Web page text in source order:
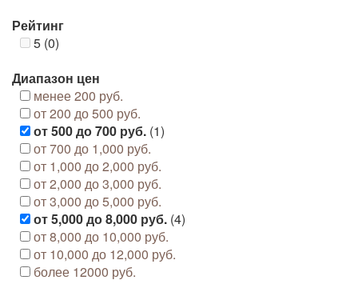
Рейтинг
5 (0)
Диапазон цен
менее 200 руб.
от 200 до 500 руб.
от 500 до 700 руб. (1)
от 700 до 1,000 руб.
от 1,000 до 2,000 руб.
от 2,000 до 3,000 руб.
от 3,000 до 5,000 руб.
от 5,000 до 8,000 руб. (4)
от 8,000 до 10,000 руб.
от 10,000 до 12,000 руб.
более 12000 руб.